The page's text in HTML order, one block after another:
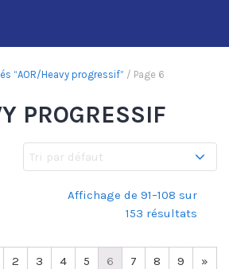
“AOR/Heavy progressif” / Page 6
PROGRESSIF
Affichage de 91–108 sur
153 résultats
2 3 4 5 6 7 8 9 »